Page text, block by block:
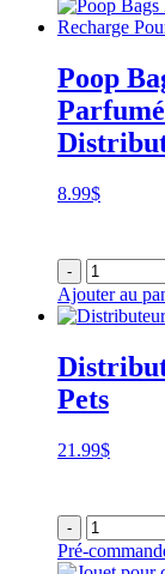
Poop
8.99$
-
Ajouter au
Pets
21.99$
-
Pré-